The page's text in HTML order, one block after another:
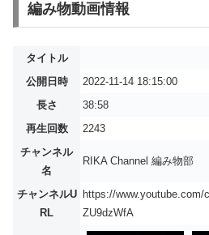
編み物動画情報
タイトル
公開日時
2022-11-14 18:15:00
長さ
38:58
再生回数
2243
チャンネル
名
RIKA Channel 編み物部
チャンネルU
RL
https://www.youtube.com/
ZU9dzWfA